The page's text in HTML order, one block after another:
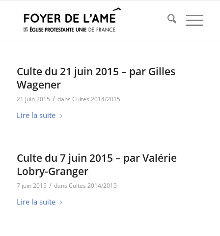
Culte du 21 juin 2015 – par Gilles
Wagener
21 juin 2015 / dans Cultes 2014/2015
Lire la suite
Culte du 7 juin 2015 – par Valérie
Lobry-Granger
7 juin 2015 / dans Cultes 2014/2015
Lire la suite